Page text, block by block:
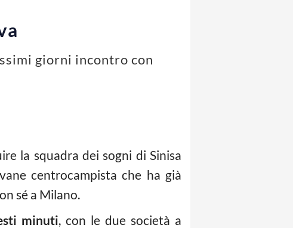
giorni incontro con
la squadra dei sogni di Sinisa
centrocampista che ha già
sé a Milano.
minuti, con le due società a